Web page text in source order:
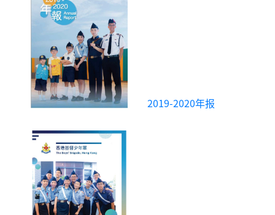
2019-2020年报